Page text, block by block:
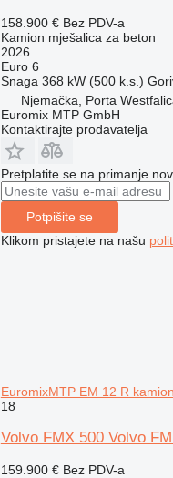
158.900 € Bez PDV-a
Kamion mješalica za beton
2026
Euro 6
Snaga 368 kW (500 k.s.)
Njemačka, Porta
Euromix MTP GmbH
Kontaktirajte prodavatelja
Pretplatite se na primanje
Potpišite se
Klikom pristajete na našu
EuromixMTP EM 12 R
18
Volvo FMX 500 Volvo
159.900 € Bez PDV-a